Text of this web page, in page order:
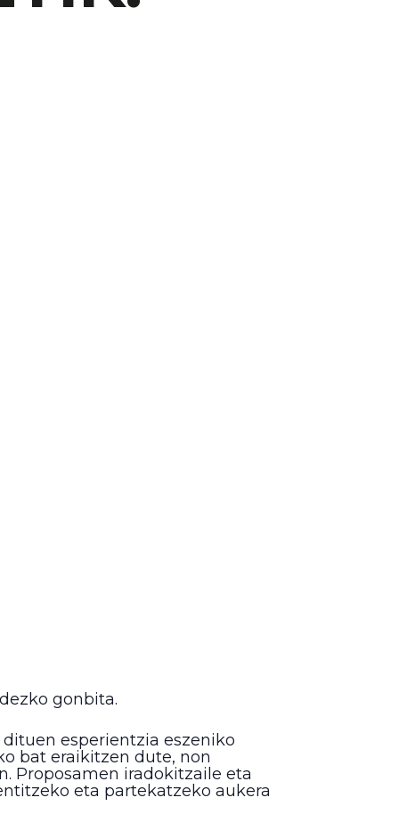
gonbita.
esperientzia eszeniko
bat eraikitzen dute, non
Proposamen iradokitzaile eta
eta partekatzeko aukera